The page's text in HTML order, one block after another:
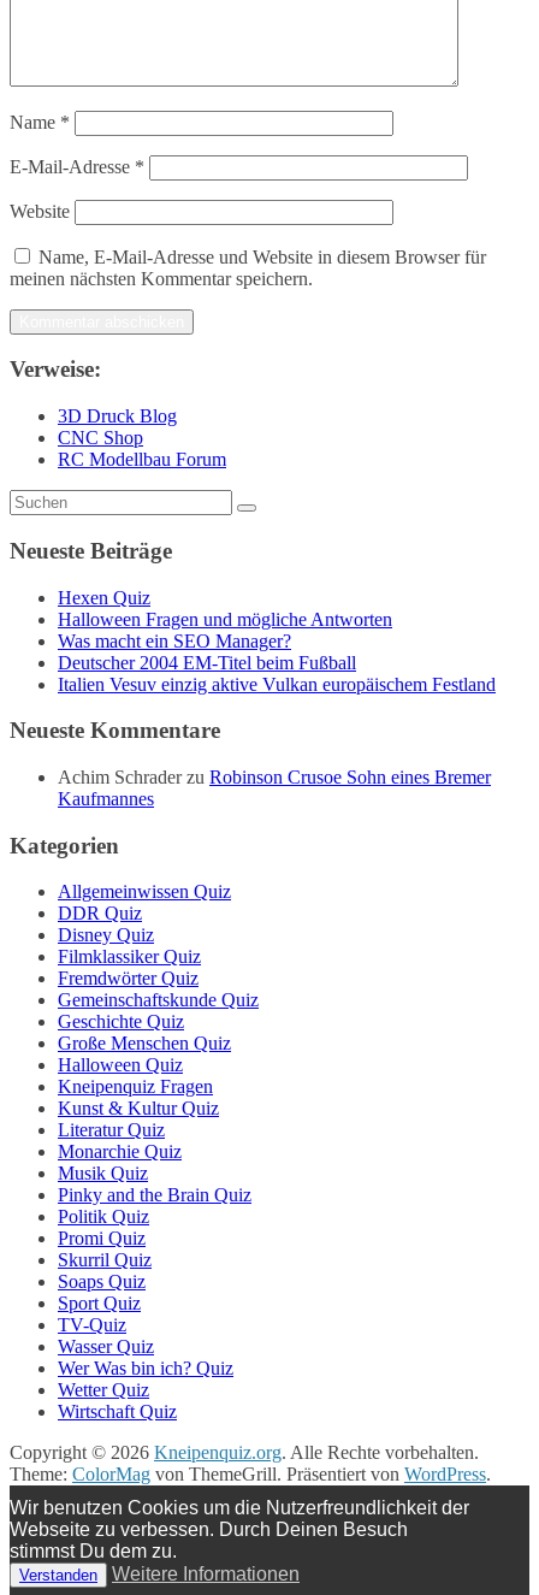
Name *
E-Mail-Adresse *
Website
Name, E-Mail-Adresse und Website in diesem Browser für
meinen nächsten Kommentar speichern.
Verweise:
3D Druck Blog
CNC Shop
RC Modellbau Forum
Neueste Beiträge
Hexen Quiz
Halloween Fragen und mögliche Antworten
Was macht ein SEO Manager?
Deutscher 2004 EM-Titel beim Fußball
Italien Vesuv einzig aktive Vulkan europäischem Festland
Neueste Kommentare
Achim Schraderzu Robinson Crusoe Sohn eines Bremer
Kaufmannes
Kategorien
Allgemeinwissen Quiz
DDR Quiz
Disney Quiz
Filmklassiker Quiz
Fremdwörter Quiz
Gemeinschaftskunde Quiz
Geschichte Quiz
Große Menschen Quiz
Halloween Quiz
Kneipenquiz Fragen
Kunst & Kultur Quiz
Literatur Quiz
Monarchie Quiz
Musik Quiz
Pinky and the Brain Quiz
Politik Quiz
Promi Quiz
Skurril Quiz
Soaps Quiz
Sport Quiz
TV-Quiz
Wasser Quiz
Wer Was bin ich? Quiz
Wetter Quiz
Wirtschaft Quiz
Copyright © 2026 Kneipenquiz.org. Alle Rechte vorbehalten.
Theme: ColorMag von ThemeGrill. Präsentiert von WordPress.
Wir benutzen Cookies um die Nutzerfreundlichkeit der
Webseite zu verbessen. Durch Deinen Besuch
stimmst Du dem zu.
Verstanden Weitere Informationen